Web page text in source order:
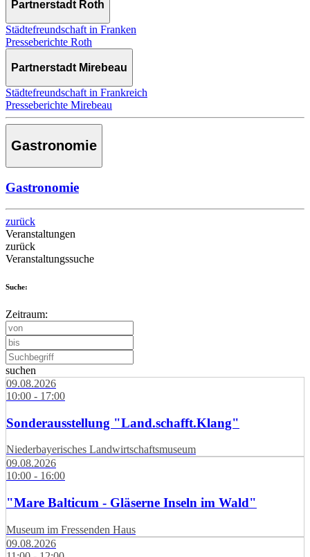
Partnerstadt Roth
Städtefreundschaft in Franken
Presseberichte Roth
Partnerstadt Mirebeau
Städtefreundschaft in Frankreich
Presseberichte Mirebeau
Gastronomie
Gastronomie
zurück
Veranstaltungen
zurück
Veranstaltungssuche
Suche:
Zeitraum:
suchen
09.08.2026
10:00 - 17:00
Sonderausstellung "Land.schafft.Klang"
Niederbayerisches Landwirtschaftsmuseum
09.08.2026
10:00 - 16:00
"Mare Balticum - Gläserne Inseln im Wald"
Museum im Fressenden Haus
09.08.2026